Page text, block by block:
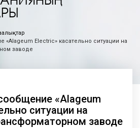
Electric» касательно ситуации на
заводе
«Alageum
ситуации на
заводе